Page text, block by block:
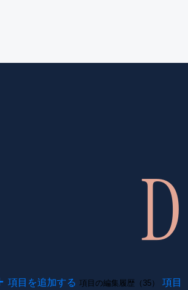
項目を追加する 項目の編集履歴（35）
項目